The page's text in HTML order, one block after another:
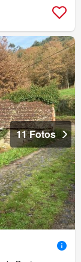
11 Fotos